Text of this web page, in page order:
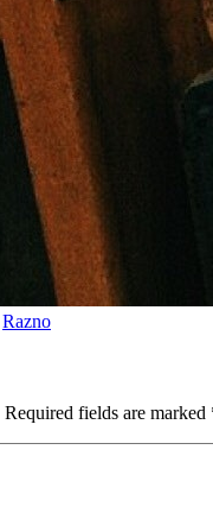
Razno
Required fields are marked